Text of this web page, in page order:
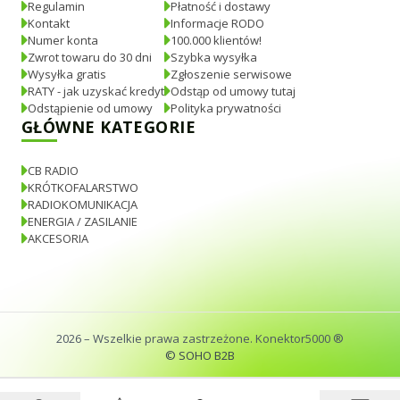
Regulamin
Kontakt
Numer konta
Zwrot towaru do 30 dni
Wysyłka gratis
RATY - jak uzyskać kredyt
Odstąpienie od umowy
Płatność i dostawy
Informacje RODO
100.000 klientów!
Szybka wysyłka
Zgłoszenie serwisowe
Odstąp od umowy tutaj
Polityka prywatności
GŁÓWNE KATEGORIE
CB RADIO
KRÓTKOFALARSTWO
RADIOKOMUNIKACJA
ENERGIA / ZASILANIE
AKCESORIA
2026– Wszelkie prawa zastrzeżone. Konektor5000 ®
© SOHO B2B